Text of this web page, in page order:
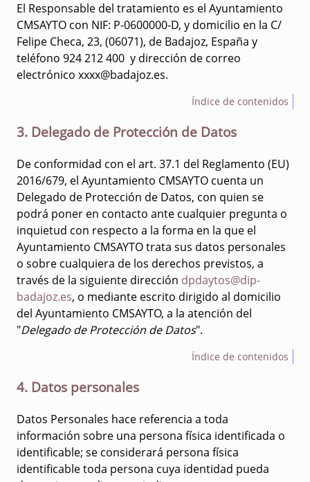
El Responsable del tratamiento es el Ayuntamiento
CMSAYTO con NIF: P-0600000-D, y domicilio en la C/
Felipe Checa, 23, (06071), de Badajoz, España y
teléfono 924 212 400 y dirección de correo
electrónico xxxx@badajoz.es.
Índice de contenidos
3. Delegado de Protección de Datos
De conformidad con el art. 37.1 del Reglamento (EU)
2016/679, el Ayuntamiento CMSAYTO cuenta un
Delegado de Protección de Datos, con quien se
podrá poner en contacto ante cualquier pregunta o
inquietud con respecto a la forma en la que el
Ayuntamiento CMSAYTO trata sus datos personales
o sobre cualquiera de los derechos previstos, a
través de la siguiente dirección dpdaytos@dip-
badajoz.es, o mediante escrito dirigido al domicilio
del Ayuntamiento CMSAYTO, a la atención del
"Delegado de Protección de Datos".
Índice de contenidos
4. Datos personales
Datos Personales hace referencia a toda
información sobre una persona física identificada o
identificable; se considerará persona física
identificable toda persona cuya identidad pueda